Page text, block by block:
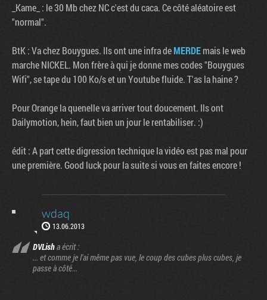
_Kame_ : le 30 Mb chez NC c'est du caca. Ce côté aléatoire est
"normal".
BtK : Va chez Bouygues. Ils ont une infra deMERDEmais le web
marche NICKEL. Mon frère à qui je donne mes codes "Bouygues
Wifi", se tape du 100 Ko/s et un Youtube fluide. T'as la haine ?
Pour Orange la quenelle va arriver tout doucement. Ils ont
Dailymotion, hein, faut bien un jour le rentabiliser. :)
édit : A part cette digression technique la vidéo est pas mal pour
une première. Good luck pour la suite si vous en faites encore !
wdaq
13.06.2013
DVLisha écrit :
... et comme je l'ai même pas vue, le coup des cubes plus cubes, je
passe à côté...